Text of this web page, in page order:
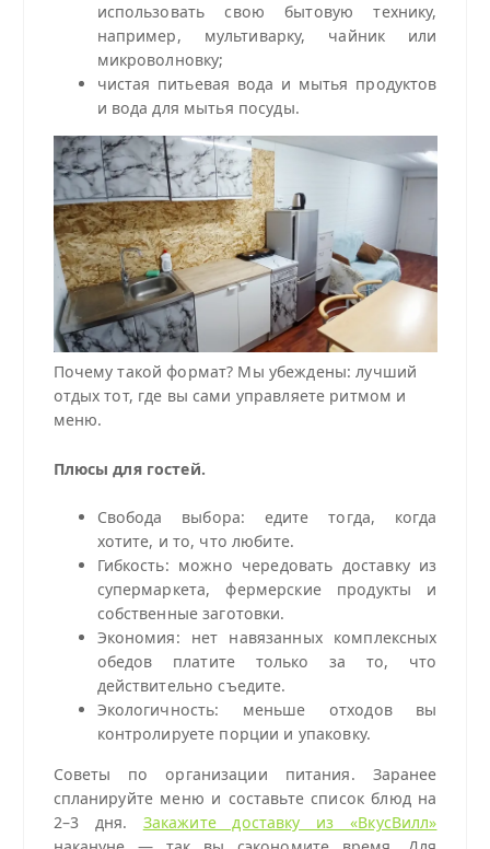
использовать свою бытовую технику,
например, мультиварку, чайник или
микроволновку;
чистая питьевая вода и мытья продуктов
и вода для мытья посуды.
Почему такой формат? Мы убеждены: лучший
отдых тот, где вы сами управляете ритмом и
меню.
Плюсы для гостей.
Свобода выбора: едите тогда, когда
хотите, и то, что любите.
Гибкость: можно чередовать доставку из
супермаркета, фермерские продукты и
собственные заготовки.
Экономия: нет навязанных комплексных
обедов платите только за то, что
действительно съедите.
Экологичность: меньше отходов вы
контролируете порции и упаковку.
Советы по организации питания. Заранее
спланируйте меню и составьте список блюд на
2–3 дня. Закажите доставку из «ВкусВилл»